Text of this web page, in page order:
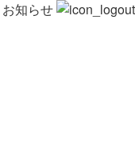
お知らせ